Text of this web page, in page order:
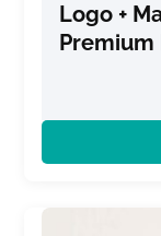
Logo +
Premium